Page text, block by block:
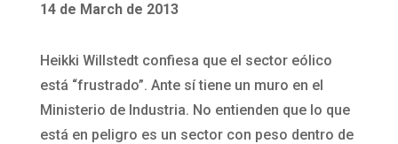
14 de March de 2013
Heikki Willstedt confiesa que el sector eólico
está “frustrado”. Ante sí tiene un muro en el
Ministerio de Industria. No entienden que lo que
está en peligro es un sector con peso dentro de